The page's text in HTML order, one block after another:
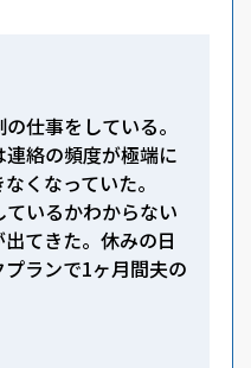
仕事をしている。
絡の頻度が極端に
くなっていた。
いるかわからない
てきた。休みの日
ランで1ヶ月間夫の